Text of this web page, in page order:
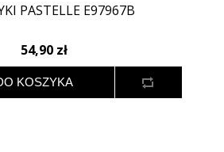
PASTELLE E97967B
54,90 zł